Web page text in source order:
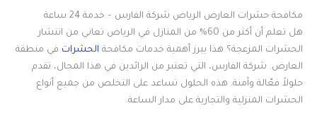
مكافحة حشرات العارض الرياض شركة الفارس – خدمة 24 ساعة
هل تعلم أن أكثر من 60% من المنازل في الرياض تعاني من انتشار
الحشرات المزعجة؟ هذا يبرز أهمية خدمات مكافحة الحشرات في منطقة
العارض. شركة الفارس، التي تعتبر من الرائدين في هذا المجال، تقدم
حلولاً فعّالة وآمنة. هذه الحلول تساعد على التخلص من جميع أنواع
الحشرات المنزلية والتجارية على مدار الساعة.